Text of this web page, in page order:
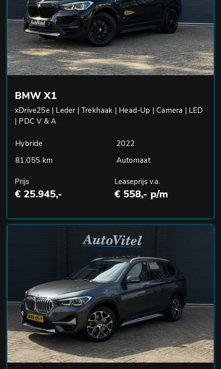
BMW X1
xDrive25e | Leder | Trekhaak | Head-Up | Camera | LED
| PDC V & A
Hybride
2022
81.055 km
Automaat
Prijs
€ 25.945,-
Leaseprijs v.a.
€ 558,- p/m